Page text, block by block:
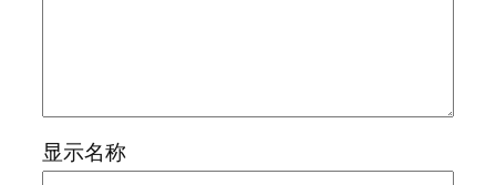
显示名称